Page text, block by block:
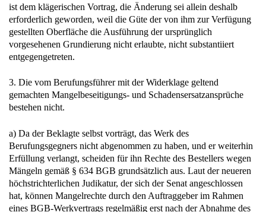
ist dem klägerischen Vortrag, die Änderung sei allein deshalb
erforderlich geworden, weil die Güte der von ihm zur Verfügung
gestellten Oberfläche die Ausführung der ursprünglich
vorgesehenen Grundierung nicht erlaubte, nicht substantiiert
entgegengetreten.
3. Die vom Berufungsführer mit der Widerklage geltend
gemachten Mangelbeseitigungs- und Schadensersatzansprüche
bestehen nicht.
a) Da der Beklagte selbst vorträgt, das Werk des
Berufungsgegners nicht abgenommen zu haben, und er weiterhin
Erfüllung verlangt, scheiden für ihn Rechte des Bestellers wegen
Mängeln gemäß § 634 BGB grundsätzlich aus. Laut der neueren
höchstrichterlichen Judikatur, der sich der Senat angeschlossen
hat, können Mangelrechte durch den Auftraggeber im Rahmen
eines BGB-Werkvertrags regelmäßig erst nach der Abnahme des